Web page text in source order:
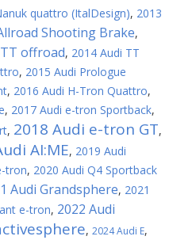
quattro (ItalDesign), 2013
Shooting Brake,
offroad, 2014 Audi TT
, 2015 Audi Prologue
, 2016 Audi H-Tron Quattro,
, 2017 Audi e-tron Sportback,
, 2018 Audi e-tron GT,
AI:ME, 2019 Audi
tron, 2020 Audi Q4 Sportback
Audi Grandsphere, 2021
e-tron, 2022 Audi
, 2024 Audi E,